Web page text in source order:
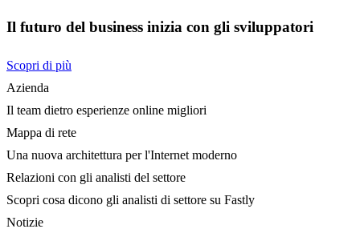
Il futuro del business inizia con gli sviluppatori
Scopri di più
Azienda
Il team dietro esperienze online migliori
Mappa di rete
Una nuova architettura per l'Internet moderno
Relazioni con gli analisti del settore
Scopri cosa dicono gli analisti di settore su Fastly
Notizie